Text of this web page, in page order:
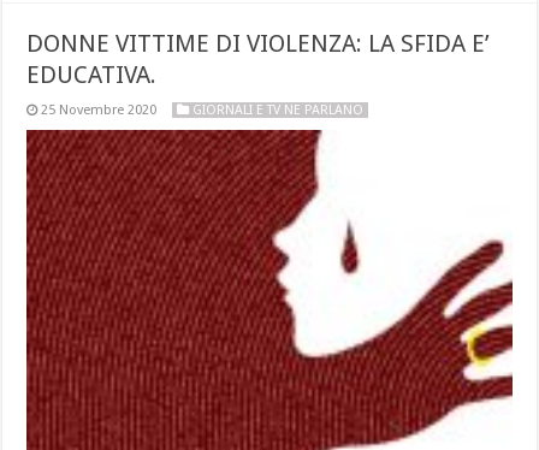
DONNE VITTIME DI VIOLENZA: LA SFIDA E’
EDUCATIVA.
25 Novembre 2020 GIORNALI E TV NE PARLANO